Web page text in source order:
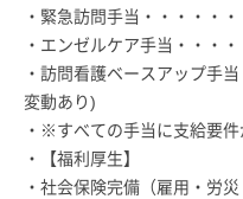
・緊急訪問手当・・・・・
・エンゼルケア手当・・・
・訪問看護ベースアップ手
変動あり)
・※すべての手当に支給要
・【福利厚生】
・社会保険完備（雇用・労災